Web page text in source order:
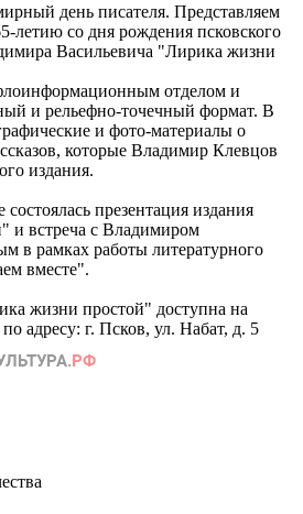
день писателя. Представляем
летию со дня рождения псковского
Васильевича "Лирика жизни
отделом и
и рельефно-точечный формат. В
и фото-материалы о
которые Владимир Клевцов
издания.
презентация издания
и встреча с Владимиром
в рамках работы литературного
вместе".
жизни простой" доступна на
адресу: г. Псков, ул. Набат, д. 5